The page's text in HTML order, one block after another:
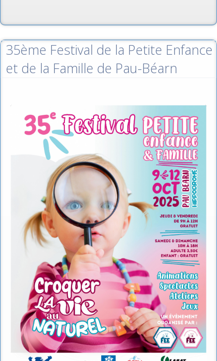
35ème Festival de la Petite Enfance
et de la Famille de Pau-Béarn